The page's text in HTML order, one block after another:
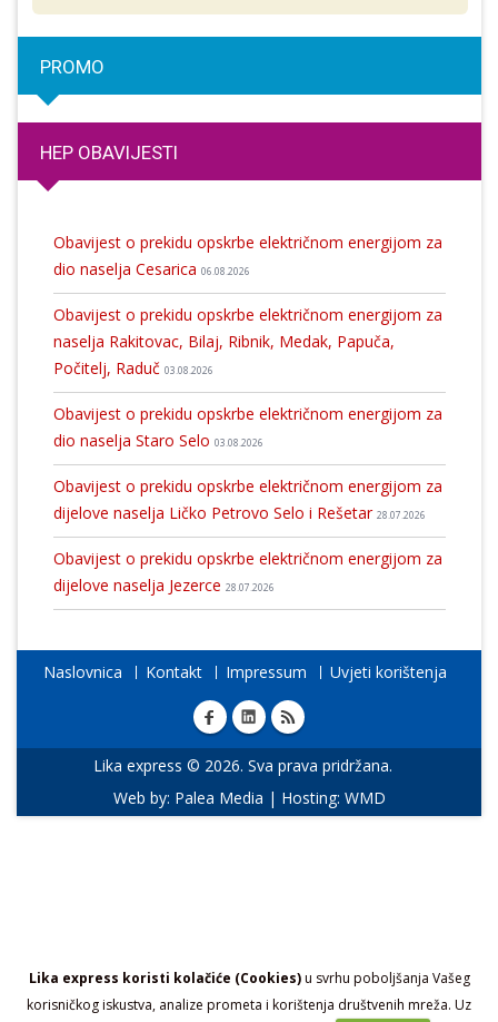
Lika express koristi kolačiće (Cookies)u svrhu poboljšanja Vašeg
korisničkog iskustva, analize prometa i korištenja društvenih mreža. Uz
PROMO
HEP OBAVIJESTI
Obavijest o prekidu opskrbe električnom energijom za
dio naselja Cesarica 06.08.2026
Obavijest o prekidu opskrbe električnom energijom za
naselja Rakitovac, Bilaj, Ribnik, Medak, Papuča,
Počitelj, Raduč 03.08.2026
Obavijest o prekidu opskrbe električnom energijom za
dio naselja Staro Selo 03.08.2026
Obavijest o prekidu opskrbe električnom energijom za
dijelove naselja Ličko Petrovo Selo i Rešetar 28.07.2026
Obavijest o prekidu opskrbe električnom energijom za
dijelove naselja Jezerce 28.07.2026
Naslovnica Kontakt Impressum Uvjeti korištenja
Lika express © 2026. Sva prava pridržana.
Web by: Palea Media | Hosting: WMD